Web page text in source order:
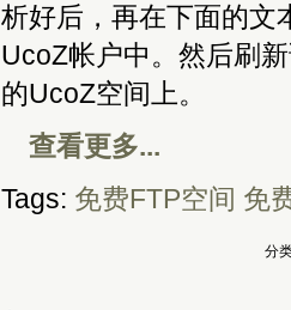
析好后，再在下面的文
UcoZ帐户中。然后刷
的UcoZ空间上。
查看更多...
Tags: 免费FTP空间 免
分